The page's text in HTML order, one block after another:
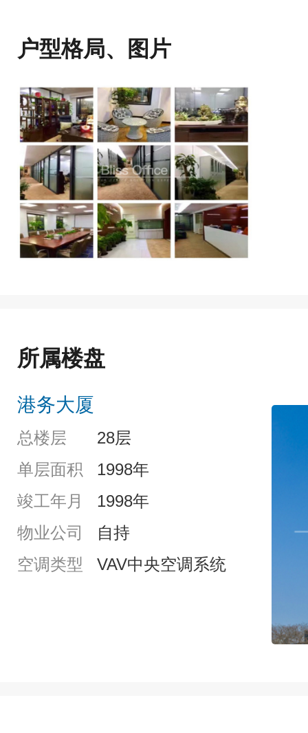
户型格局、图片
所属楼盘
港务大厦
总楼层
28层
单层面积
1998年
竣工年月
1998年
物业公司
自持
空调类型
VAV中央空调系统